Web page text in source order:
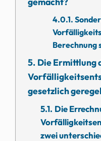
Die Ermittlung
gesetzlich
Die
zwei